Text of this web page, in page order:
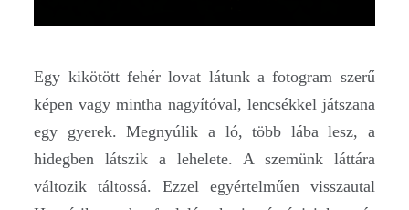
Egy kikötött fehér lovat látunk a fotogram szerű
képen vagy mintha nagyítóval, lencsékkel játszana
egy gyerek. Megnyúlik a ló, több lába lesz, a
hidegben látszik a lehelete. A szemünk láttára
változik táltossá. Ezzel egyértelműen visszautal